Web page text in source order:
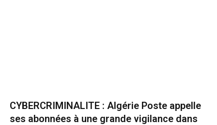
CYBERCRIMINALITE : Algérie Poste appelle
ses abonnées à une grande vigilance dans